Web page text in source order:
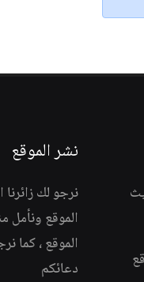
نشر الموقع
نرجو لك
الموقع ونأمل
الموقع ، كما
دعائكم